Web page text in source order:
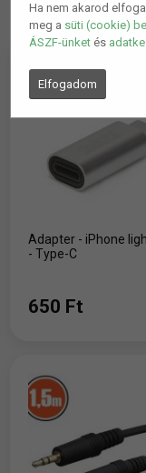
Ha nem akarod
meg a süti (cookie)
ÁSZF-ünket és
Elfogadom
Adapter - iPhone
- Type-C
650 Ft